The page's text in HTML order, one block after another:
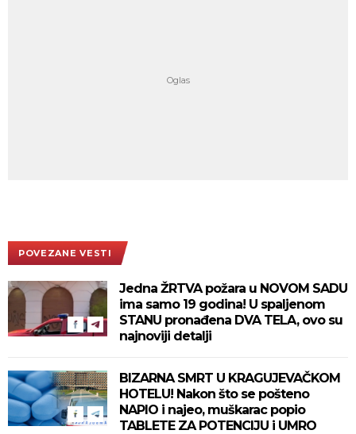
POVEZANE VESTI
Jedna ŽRTVA požara u NOVOM SADU
ima samo 19 godina! U spaljenom
STANU pronađena DVA TELA, ovo su
najnoviji detalji
BIZARNA SMRT U KRAGUJEVAČKOM
HOTELU! Nakon što se pošteno
NAPIO i najeo, muškarac popio
TABLETE ZA POTENCIJU i UMRO